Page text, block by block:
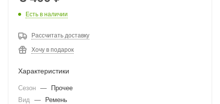
Есть в наличии
Рассчитать доставку
Хочу в подарок
Характеристики
Сезон —
Прочее
Вид
—
Ремень